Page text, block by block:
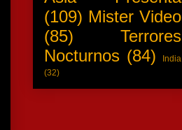
(109) Mister Video
(85)
Terrores
Nocturnos (84)
India
(32)